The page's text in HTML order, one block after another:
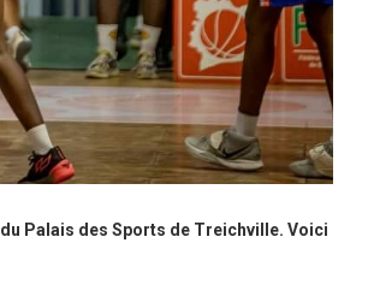
Palais des Sports de Treichville. Voici